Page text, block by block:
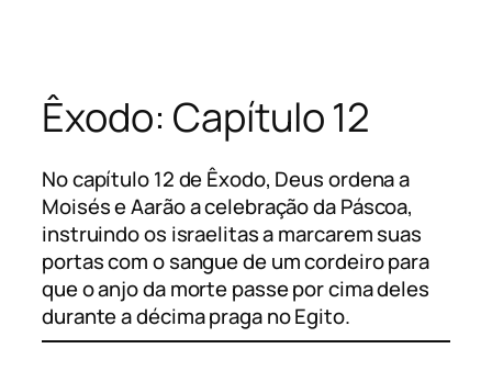
conteúdo
Êxodo: Capítulo 12
No capítulo 12 de Êxodo, Deus ordena a
Moisés e Aarão a celebração da Páscoa,
instruindo os israelitas a marcarem suas
portas com o sangue de um cordeiro para
que o anjo da morte passe por cima deles
durante a décima praga no Egito.